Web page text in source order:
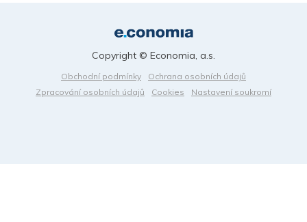
Obchodní podmínky
Ochrana osobních údajů
Zpracování osobních údajů
Cookies Nastavení soukromí
Copyright © Economia, a.s.